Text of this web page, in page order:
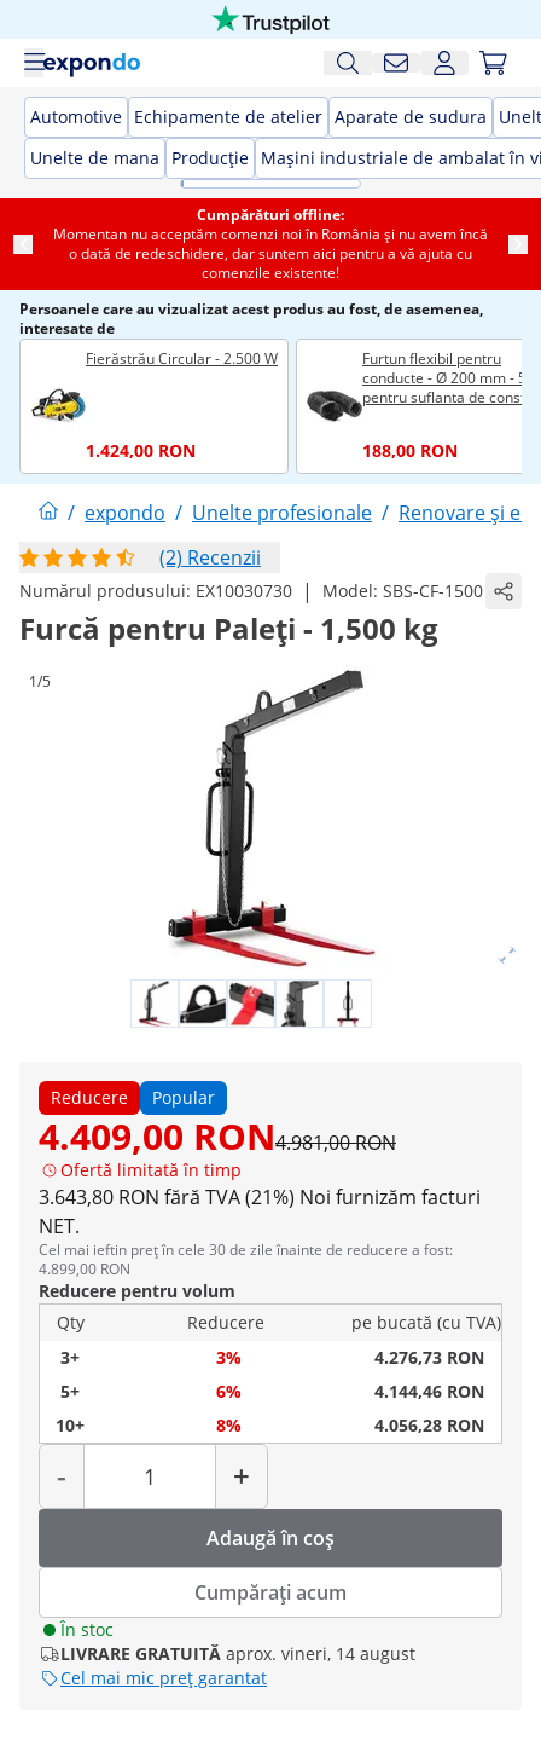
Automotive Echipamente de atelier Aparate de sudura
Unelte de mana
Producție Mașini industriale de ambalat în
Cumpărături offline:
Momentan nu acceptăm comenzi noi în România și nu avem încă
o dată de redeschidere, dar suntem aici pentru a vă ajuta cu
comenzile existente!
Persoanele care au vizualizat acest produs au fost, de asemenea,
interesate de
Fierăstrău Circular - 2.500 W
1.424,00 RON
Furtun flexibil pentru
conducte - Ø 200 mm - 5
pentru suflanta de
188,00 RON
/ expondo / Unelte profesionale / Renovare și
(2) Recenzii
Numărul produsului: EX10030730 | Model: SBS-CF-1500
Furcă pentru Paleți - 1,500 kg
1/5
Reducere Popular
4.409,00 RON4.981,00 RON
Ofertă limitată în timp
3.643,80 RON fără TVA (21%) Noi furnizăm facturi
NET.
Cel mai ieftin preț în cele 30 de zile înainte de reducere a fost:
4.899,00 RON
Reducere pentru volum
Qty
Reducere
pe bucată (cu TVA)
3+
3%
4.276,73 RON
5+
6%
4.144,46 RON
10+
8% 4.056,28 RON
-
Cantitate
+
Adaugă în coș
Cumpărați acum
În stoc
LIVRARE GRATUITĂ aprox. vineri, 14 august
Cel mai mic preț garantat